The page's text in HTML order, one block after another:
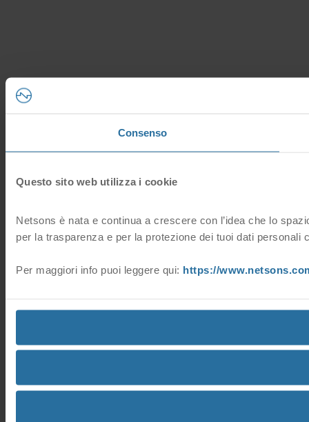
Consenso
Questo sito web utilizza i cookie
Netsons è nata e continua a crescere con l’idea che lo
per la trasparenza e per la protezione dei tuoi dati personali
Per maggiori info puoi leggere qui: https://